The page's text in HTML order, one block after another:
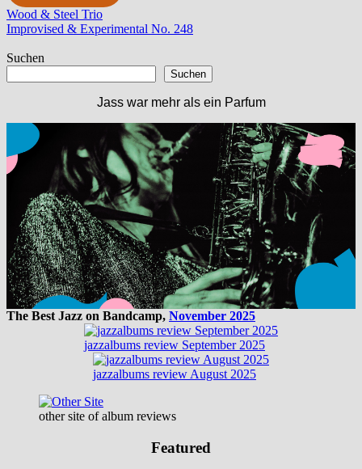
Beitragsnavigation
Vorheriger
Beitrag:
Wood & Steel Trio
Nächster
Improvised & Experimental No. 248
Suchen
Suchen
Jass war mehr als ein Parfum
The Best Jazz on Bandcamp, November 2025
jazzalbums review September 2025
jazzalbums review August 2025
other site of album reviews
Featured